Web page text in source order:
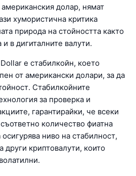
долар, нямат
хумористична критика
природа на стойността както
в дигиталните валути.
е стабилкойн, което
от американски долари, за да
Стабилкойните
за проверка и
гарантирайки, че всеки
количество фиатна
ниво на стабилност,
криптовалути, които